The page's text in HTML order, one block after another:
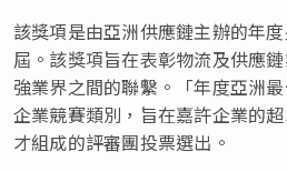
該獎項是由亞洲供應鏈主辦的年
屆。該獎項旨在表彰物流及供應
強業界之間的聯繫。「年度亞洲
企業競賽類別，旨在嘉許企業的
才組成的評審團投票選出。